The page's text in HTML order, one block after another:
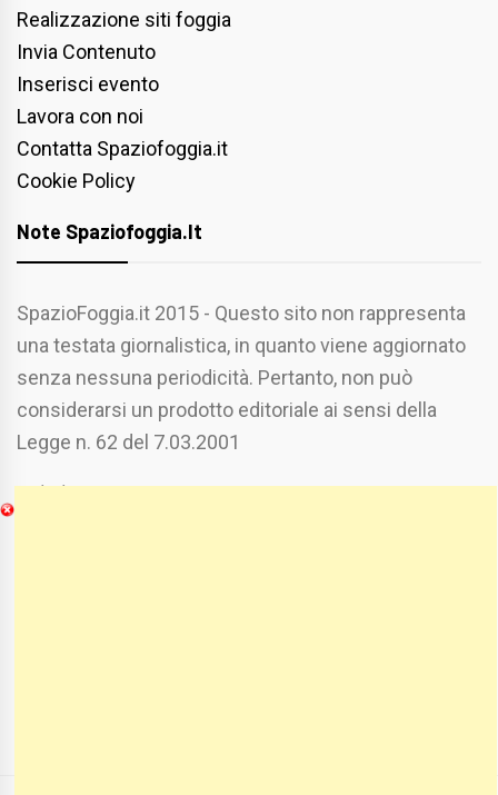
Realizzazione siti foggia
Invia Contenuto
Inserisci evento
Lavora con noi
Contatta Spaziofoggia.it
Cookie Policy
Note Spaziofoggia.it
SpazioFoggia.it 2015 - Questo sito non rappresenta
una testata giornalistica, in quanto viene aggiornato
senza nessuna periodicità. Pertanto, non può
considerarsi un prodotto editoriale ai sensi della
Legge n. 62 del 7.03.2001
Chi Siamo